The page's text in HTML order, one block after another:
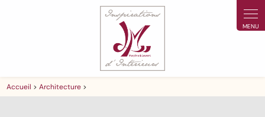
Accueil >Architecture >
Panneau de gestion des cookies